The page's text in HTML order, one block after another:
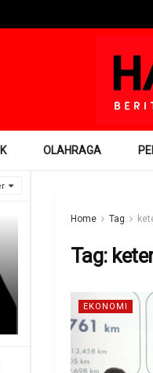
OLAHRAGA
Home Tag
Tag:
EKONOMI